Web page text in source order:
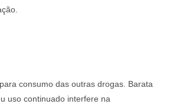
consumo das outras drogas. Barata
uso continuado interfere na